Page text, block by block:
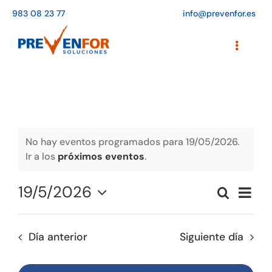
contenido
983 08 23 77 info@prevenfor.es
Toggle
Agenda de cursos
Adaptación a la LOPD
No hay eventos programados para 19/05/2026.
Ir a los próximos eventos.
Buscar
vistas
de
Día
19/5/2026
Seleccionar
Día anterior Siguiente día